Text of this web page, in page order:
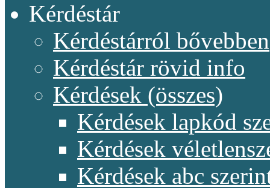
Kérdéstár
Kérdéstárról bővebben
Kérdéstár rövid info
Kérdések (összes)
Kérdések lapkód
Kérdések
Kérdések abc